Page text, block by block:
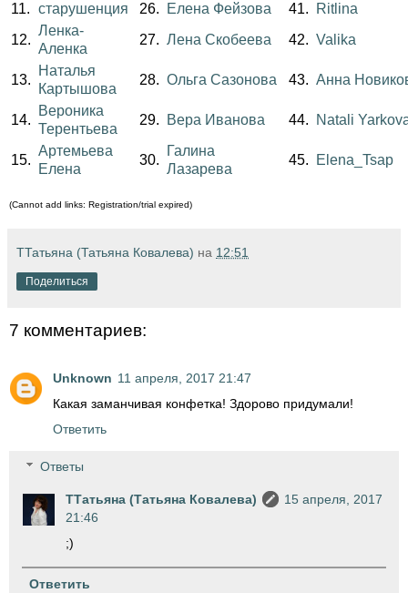
11. старушенция 26. Елена Фейзова 41.
Ritlina
12.
Ленка-
Аленка
27. Лена Скобеева 42. Valika
13.
Наталья
Картышова
28. Ольга Сазонова 43. Анна
14.
Вероника
Терентьева
29. Вера Иванова 44. Natali
15.
Артемьева
Елена
30.
Галина
Лазарева
45. Elena_Tsap
(Cannot add links: Registration/trial expired)
ТТатьяна (Татьяна Ковалева) на 12:51
Поделиться
7 комментариев:
Unknown 11 апреля, 2017 21:47
Какая заманчивая конфетка! Здорово придумали!
Ответить
Ответы
ТТатьяна (Татьяна Ковалева)
15 апреля, 2017
21:46
;)
Ответить